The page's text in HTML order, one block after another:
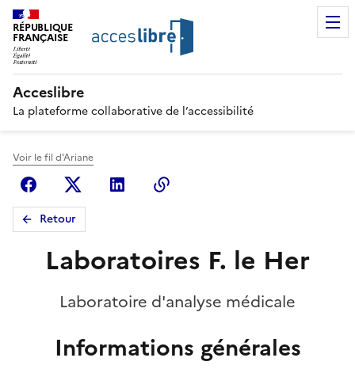
RÉPUBLIQUE
FRANÇAISE
Acceslibre
La plateforme collaborative de l’accessibilité
Voir le fil d'Ariane
FacebookX (anciennement Twitter)
Linkedin
Retour
Laboratoires F. le Her
Laboratoire d'analyse médicale
Informations générales